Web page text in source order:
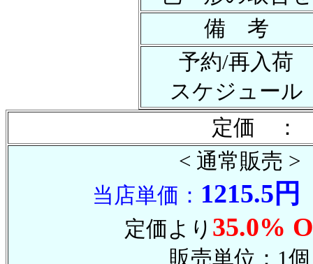
備 考
予約/再入荷
スケジュール
定価 ：
< 通常販売 >
当店単価： 1215.5円
定価より 35.0%
販売単位：1個